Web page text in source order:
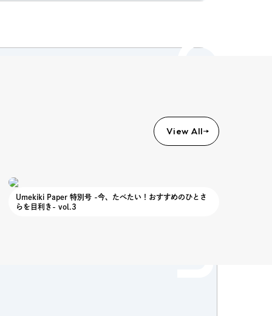
Column
View All
Umekiki Paper 特別号 -今、たべたい！おすすめのひとさ
らを目利き- vol.3